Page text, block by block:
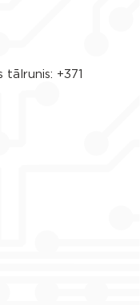
tālrunis: +371